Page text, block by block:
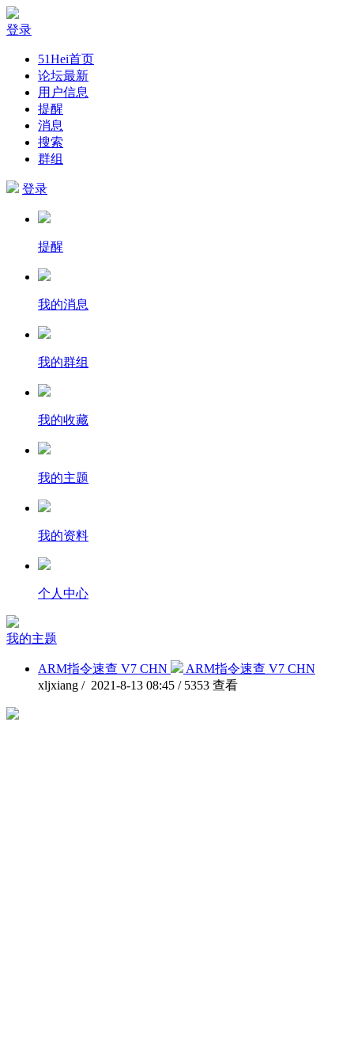
登录
51Hei首页
论坛最新
用户信息
提醒
消息
搜索
群组
登录
提醒
我的消息
我的群组
我的收藏
我的主题
我的资料
个人中心
我的主题
ARM指令速查 V7 CHN
ARM指令速查 V7 CHN
xljxiang / 2021-8-13 08:45 / 5353 查看